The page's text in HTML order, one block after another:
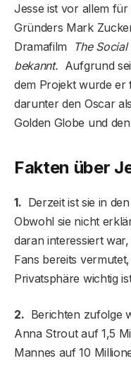
Jesse ist vor allem
Gründers Mark
Dramafilm
The
bekannt. Aufgrund
dem Projekt wurde er
darunter den Oscar
Golden Globe und
Fakten über
1. Derzeit ist sie in
Obwohl sie nicht
daran interessiert
Fans bereits
Privatsphäre wichtig
2. Berichten zufolge
Anna Strout auf 1,5
Mannes auf 10